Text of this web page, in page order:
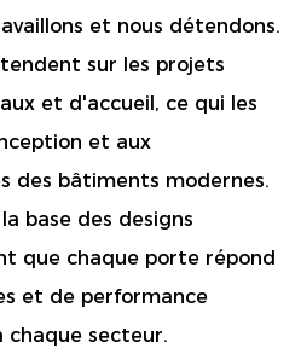
et nous détendons.
sur les projets
et d'accueil, ce qui les
et aux
des bâtiments modernes.
base des designs
que chaque porte répond
et de performance
chaque secteur.